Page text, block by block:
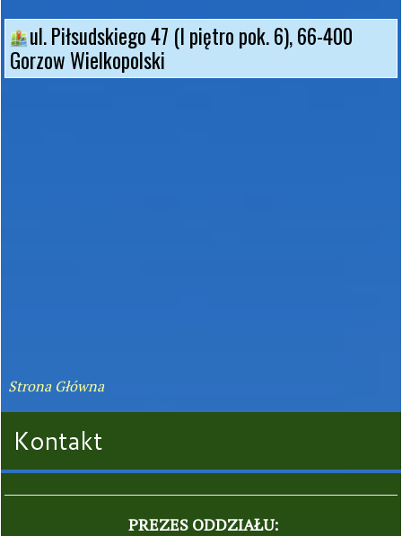
ul. Piłsudskiego 47 (I piętro pok. 6), 66-400
Gorzow Wielkopolski
Strona Główna
Kontakt
PREZES ODDZIAŁU: